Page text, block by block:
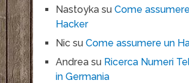
Nastoykasu Come
Hacker
Nicsu Come assumere un
Andreasu Ricerca Numeri
in Germania